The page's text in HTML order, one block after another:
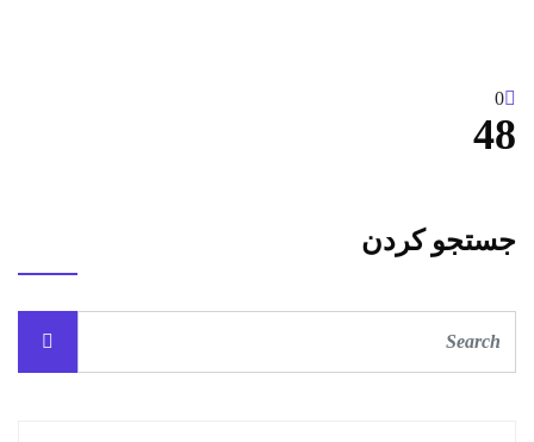
0
48
جستجو کردن